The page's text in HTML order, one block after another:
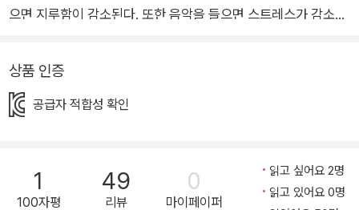
으면 지루함이 감소된다. 또한 음악을 들으면 스트레스가 감소하
연구를 통해 밝혀졌다. 음악이 가진 힘, 음악이 가진 장점을 나열
하자면 한도 끝도 없을 것이다. 인지하지 못하는 사이에도 우리는
수많은 음악을 들으며 살고 있다. 《음악이 흐르면》은 레코드판을
야외로 나와 다양한 모습으로 춤추는 사람들로 연결된다. 혼자여
도 둘이어도 여럿이어도 좋고, 규칙 없이 자유롭게 원하는 대로
상품 인증
공급자 적합성 확인
1
100자평
49
리뷰
0
마이페이퍼
읽고 싶어요 2명
읽고 있어요 0명